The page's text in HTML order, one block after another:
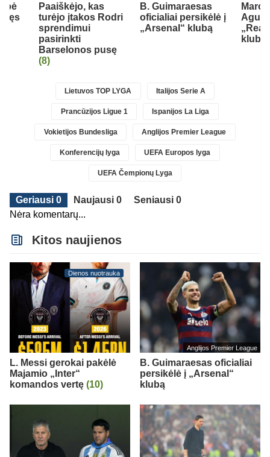
tęs
Paaiškėjo, kas
turėjo įtakos Rodri
sprendimui
pasirinkti
Barselonos pusę
(8)
B. Guimaraesas
oficialiai persikėlė į
„Arsenal“ klubą
„Real
klubą
Lietuvos TOP LYGA Italijos Serie A
Prancūzijos Ligue 1 Ispanijos La Liga
Vokietijos Bundesliga Anglijos Premier League
Konferencijų lyga UEFA Europos lyga
UEFA Čempionų Lyga
Geriausi 0 Naujausi 0
Seniausi 0
Nėra komentarų...
Kitos naujienos
Dienos nuotrauka
L. Messi gerokai pakėlė
Majamio „Inter“
komandos vertę (10)
Anglijos Premier League
B. Guimaraesas oficialiai
persikėlė į „Arsenal“
klubą